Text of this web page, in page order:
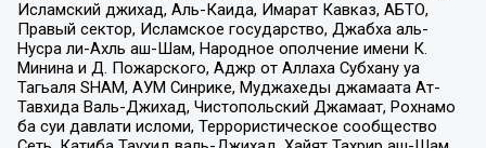
Исламский джихад, Аль-Каида, Имарат Кавказ, АБТО,
Правый сектор, Исламское государство, Джабха аль-
Нусра ли-Ахль аш-Шам, Народное ополчение имени К.
Минина и Д. Пожарского, Аджр от Аллаха Субхану уа
Тагьаля SHAM, АУМ Синрике, Муджахеды джамаата Ат-
Тавхида Валь-Джихад, Чистопольский Джамаат, Рохнамо
ба суи давлати исломи, Террористическое сообщество